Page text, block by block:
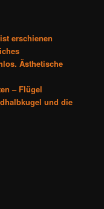
erschienen
Ästhetische
– Flügel
und die